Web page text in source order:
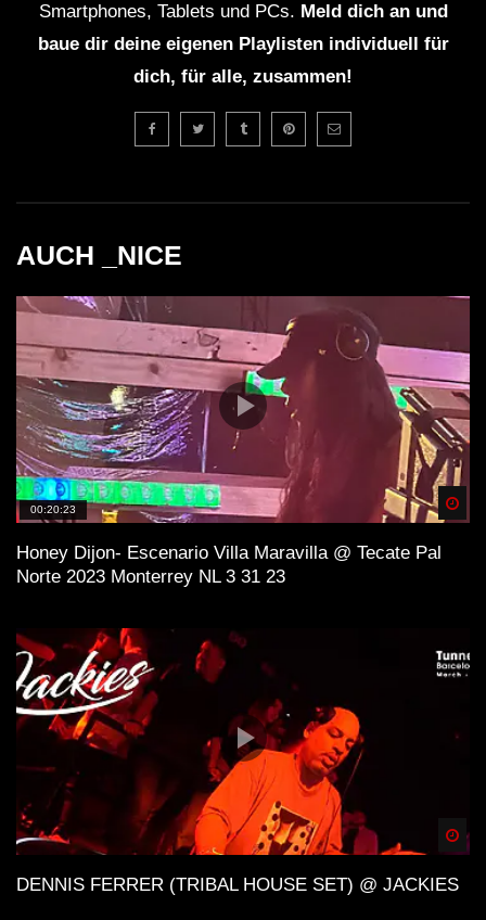
Smartphones, Tablets und PCs. Meld dich an und
baue dir deine eigenen Playlisten individuell für
dich, für alle, zusammen!
AUCH _NICE
00:20:23
Honey Dijon- Escenario Villa Maravilla @ Tecate Pal
Norte 2023 Monterrey NL 3 31 23
DENNIS FERRER (TRIBAL HOUSE SET) @ JACKIES